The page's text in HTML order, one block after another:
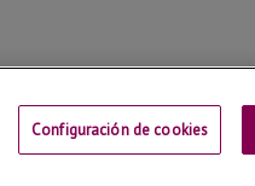
Configuración de cookies